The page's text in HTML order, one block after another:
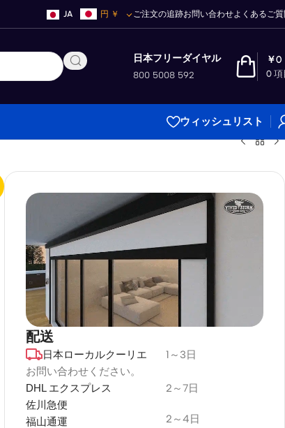
JA 円 ￥ ご注文の追跡お問い合わせよくあるご
日本フリーダイヤル
800 5008 592 0 項
￥0
ウィッシュリスト
デュラプラス
耐候性
プロジェクタースクリーン
配送
日本ローカルクーリエ
お問い合わせください。
1～3日
DHL エクスプレス
佐川急便
福山通運
2～7日
2～4日